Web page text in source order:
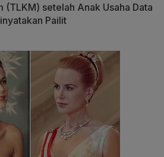
(TLKM) setelah Anak Usaha Data
Pailit